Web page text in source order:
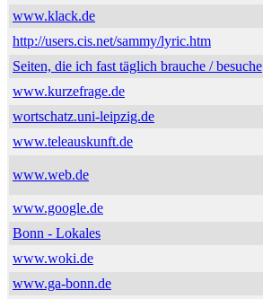
www.klack.de
http://users.cis.net/sammy/lyric.htm
Seiten, die ich fast täglich brauche / besuche
www.kurzefrage.de
wortschatz.uni-leipzig.de
www.teleauskunft.de
www.web.de
www.google.de
Bonn - Lokales
www.woki.de
www.ga-bonn.de